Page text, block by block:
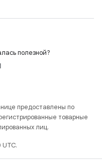
полезной?
предоставлены по
товарные
лиц.